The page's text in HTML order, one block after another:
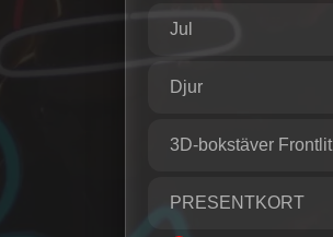
Jul
Djur
3D-bokstäver Frontlit
PRESENTKORT